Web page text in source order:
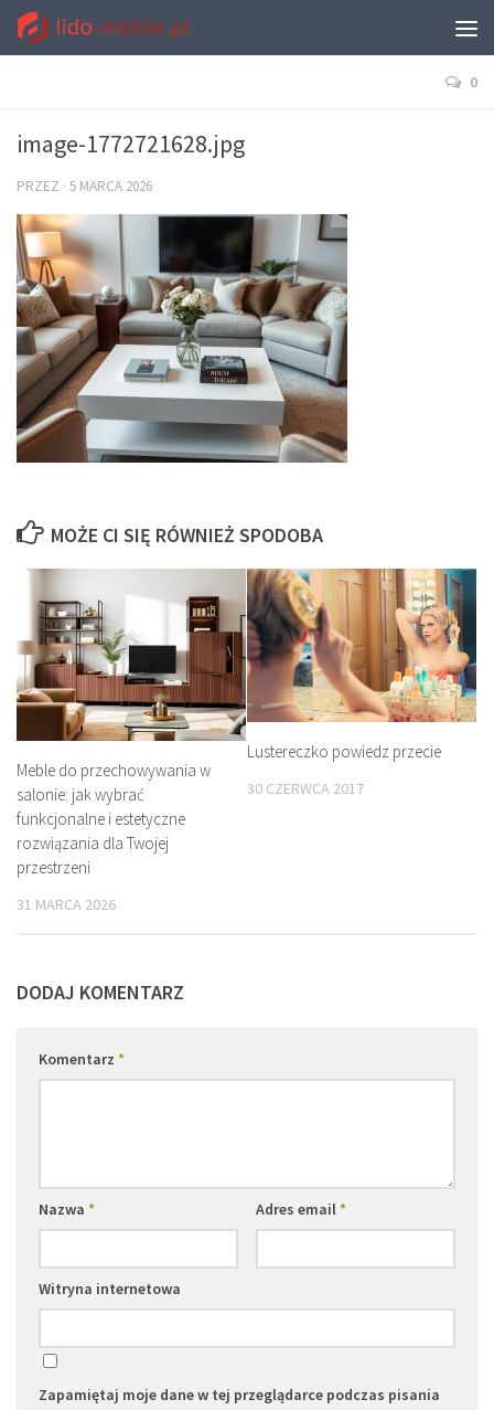
0
image-1772721628.jpg
PRZEZ · 5 MARCA 2026
MOŻE CI SIĘ RÓWNIEŻ SPODOBA
Meble do przechowywania w
salonie: jak wybrać
funkcjonalne i estetyczne
rozwiązania dla Twojej
przestrzeni
31 MARCA 2026
Lustereczko powiedz przecie
30 CZERWCA 2017
DODAJ KOMENTARZ
Komentarz *
Nazwa * Adres email*
Witryna internetowa
Zapamiętaj moje dane w tej przeglądarce podczas pisania